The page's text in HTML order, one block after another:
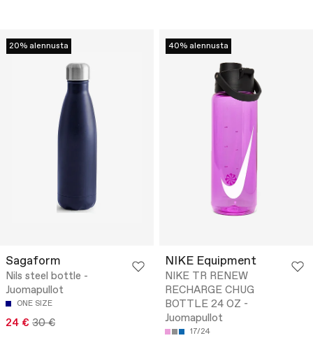
20% alennusta
Sagaform
Nils steel bottle -
Juomapullot
ONE SIZE
24 € 30 €
40% alennusta
NIKE Equipment
NIKE TR RENEW
RECHARGE CHUG
BOTTLE 24 OZ -
Juomapullot
17/24